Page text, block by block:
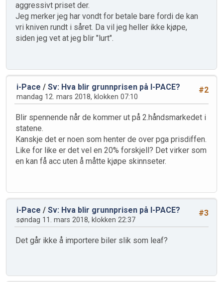
aggressivt priset der.
Jeg merker jeg har vondt for betale bare fordi de kan
vri kniven rundt i såret. Da vil jeg heller ikke kjøpe,
siden jeg vet at jeg blir "lurt".
#2
i-Pace / Sv: Hva blir grunnprisen på I-PACE?
mandag 12. mars 2018, klokken 07:10
Blir spennende når de kommer ut på 2.håndsmarkedet i
statene.
Kanskje det er noen som henter de over pga prisdiffen.
Like for like er det vel en 20% forskjell? Det virker som
en kan få acc uten å måtte kjøpe skinnseter.
#3
i-Pace / Sv: Hva blir grunnprisen på I-PACE?
søndag 11. mars 2018, klokken 22:37
Det går ikke å importere biler slik som leaf?